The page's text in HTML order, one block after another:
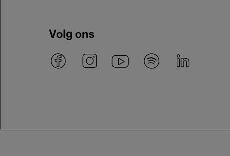
Volg ons